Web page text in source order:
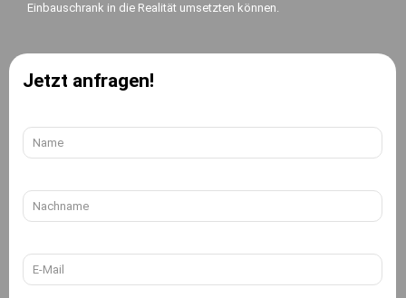
Einbauschrank in die Realität umsetzten können.
Jetzt anfragen!